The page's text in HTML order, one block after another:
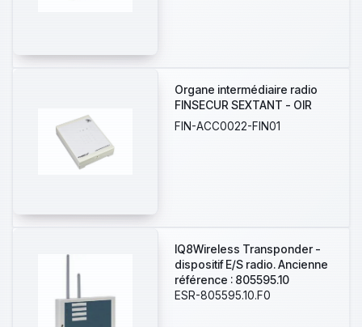
Organe intermédiaire radio
FINSECUR SEXTANT - OIR
FIN-ACC0022-FIN01
IQ8Wireless Transponder -
dispositif E/S radio. Ancienne
référence : 805595.10
ESR-805595.10.F0